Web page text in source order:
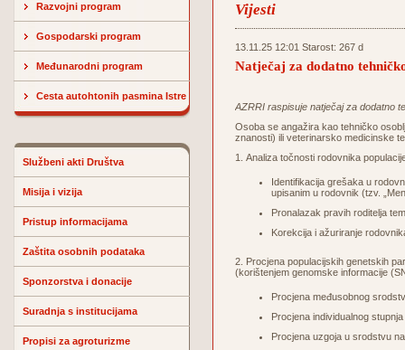
Razvojni program
Gospodarski program
Međunarodni program
Cesta autohtonih pasmina Istre
Službeni akti Društva
Misija i vizija
Pristup informacijama
Zaštita osobnih podataka
Sponzorstva i donacije
Suradnja s institucijama
Propisi za agroturizme
Vijesti
13.11.25 12:01 Starost: 267 d
Natječaj za dodatno
AZRRI raspisuje natječaj za dodatno
Osoba se angažira kao tehničko
znanosti) ili veterinarsko medicinske
1. Analiza točnosti rodovnika
Identifikacija grešaka u
upisanim u rodovnik (tzv.
Pronalazak pravih roditelja
Korekcija i ažuriranje
2. Procjena populacijskih genetskih
(korištenjem genomske informacije
Procjena međusobnog
Procjena individualnog
Procjena uzgoja u srodstvu